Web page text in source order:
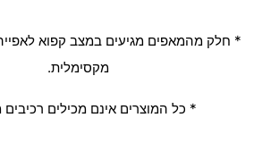
* חלק מהמאפים מגיעים במצב קפוא
מקסימלית.
* כל המוצרים אינם מכילים רכיבים